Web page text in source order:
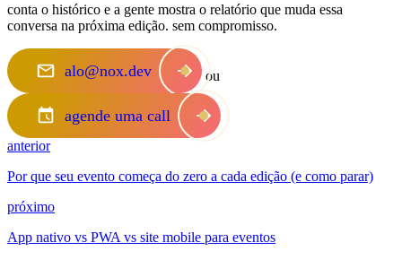
conta o histórico e a gente mostra o relatório que muda essa
conversa na próxima edição. sem compromisso.
alo@nox.dev ou
agende uma call
anterior
Por que seu evento começa do zero a cada edição (e como parar)
próximo
App nativo vs PWA vs site mobile para eventos